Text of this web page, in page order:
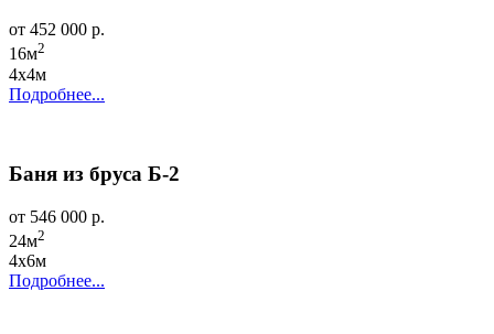
от 452 000 р.
16м2
4х4м
Подробнее...
Баня из бруса Б-2
от 546 000 р.
24м2
4х6м
Подробнее...